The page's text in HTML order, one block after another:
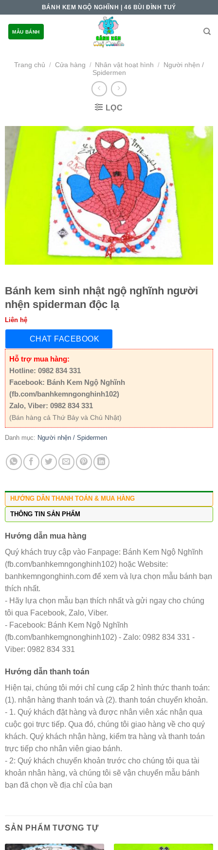
content
BÁNH KEM NGỘ NGHĨNH | 46 BÙI ĐÌNH TUÝ
MẪU BÁNH
Trang chủ / Cửa hàng / Nhân vật hoạt hình / Người nhện /
Spidermen
LỌC
Bánh kem sinh nhật ngộ nghĩnh người
nhện spiderman độc lạ
Liên hệ
CHAT FACEBOOK
Hỗ trợ mua hàng:
Hotline: 0982 834 331
Facebook: Bánh Kem Ngộ Nghĩnh
(fb.com/banhkemngonghinh102)
Zalo, Viber: 0982 834 331
(Bán hàng cả Thứ Bảy và Chủ Nhật)
Danh mục: Người nhện / Spidermen
HƯỚNG DẪN THANH TOÁN & MUA HÀNG
THÔNG TIN SẢN PHẨM
Hướng dẫn mua hàng
Quý khách truy cập vào Fanpage: Bánh Kem Ngộ Nghĩnh
(fb.com/banhkemngonghinh102) hoặc Website:
banhkemngonghinh.com để xem và lựa chọn mẫu bánh bạn
thích nhất.
- Hãy lựa chọn mẫu bạn thích nhất và gửi ngay cho chúng
tôi qua Facebook, Zalo, Viber.
- Facebook: Bánh Kem Ngộ Nghĩnh
(fb.com/banhkemgnonghinh102) - Zalo: 0982 834 331 -
Viber: 0982 834 331
Hướng dẫn thanh toán
Hiện tại, chúng tôi mới chỉ cung cấp 2 hình thức thanh toán:
(1). nhận hàng thanh toán và (2). thanh toán chuyển khoản.
- 1. Quý khách đặt hàng và được nhân viên xác nhận qua
cuộc gọi trực tiếp. Qua đó, chúng tôi giao hàng về cho quý
khách. Quý khách nhận hàng, kiểm tra hàng và thanh toán
trực tiếp cho nhân viên giao bánh.
- 2: Quý khách chuyển khoản trước cho chúng tôi qua tài
khoản nhân hàng, và chúng tôi sẽ vận chuyển mẫu bánh
bạn đã chọn về địa chỉ của bạn
SẢN PHẨM TƯƠNG TỰ